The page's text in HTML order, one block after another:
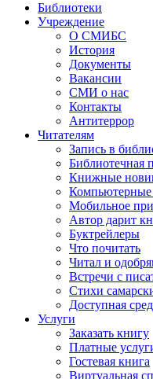
Библиотеки
Учреждение
О СМИБС
История
Документы
Вакансии
СМИ о нас
Контакты
Антитеррор
Читателям
Запись в
Библиотечная
Книжные
Мобильное
Автор дарит
Буктрейлеры
Что почитать
Читал и
Встречи с
Стихи
Доступная
Услуги
Заказать книгу
Платные
Гостевая книга
Виртуальная